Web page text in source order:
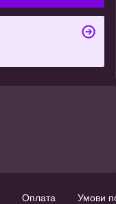
Оплата Умови